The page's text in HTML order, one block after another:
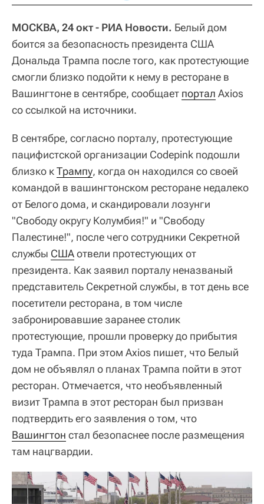
МОСКВА, 24 окт - РИА Новости. Белый дом
боится за безопасность президента США
Дональда Трампа после того, как протестующие
смогли близко подойти к нему в ресторане в
Вашингтоне в сентябре, сообщает портал Axios
со ссылкой на источники.
В сентябре, согласно порталу, протестующие
пацифистской организации Codepink подошли
близко кТрампу, когда он находился со своей
командой в вашингтонском ресторане недалеко
от Белого дома, и скандировали лозунги
"Свободу округу Колумбия!" и "Свободу
Палестине!", после чего сотрудники Секретной
службы СШАотвели протестующих от
президента. Как заявил порталу неназваный
представитель Секретной службы, в тот день все
посетители ресторана, в том числе
забронировавшие заранее столик
протестующие, прошли проверку до прибытия
туда Трампа. При этом Axios пишет, что Белый
дом не объявлял о планах Трампа пойти в этот
ресторан. Отмечается, что необъявленный
визит Трампа в этот ресторан был призван
подтвердить его заявления о том, что
Вашингтон стал безопаснее после размещения
там нацгвардии.